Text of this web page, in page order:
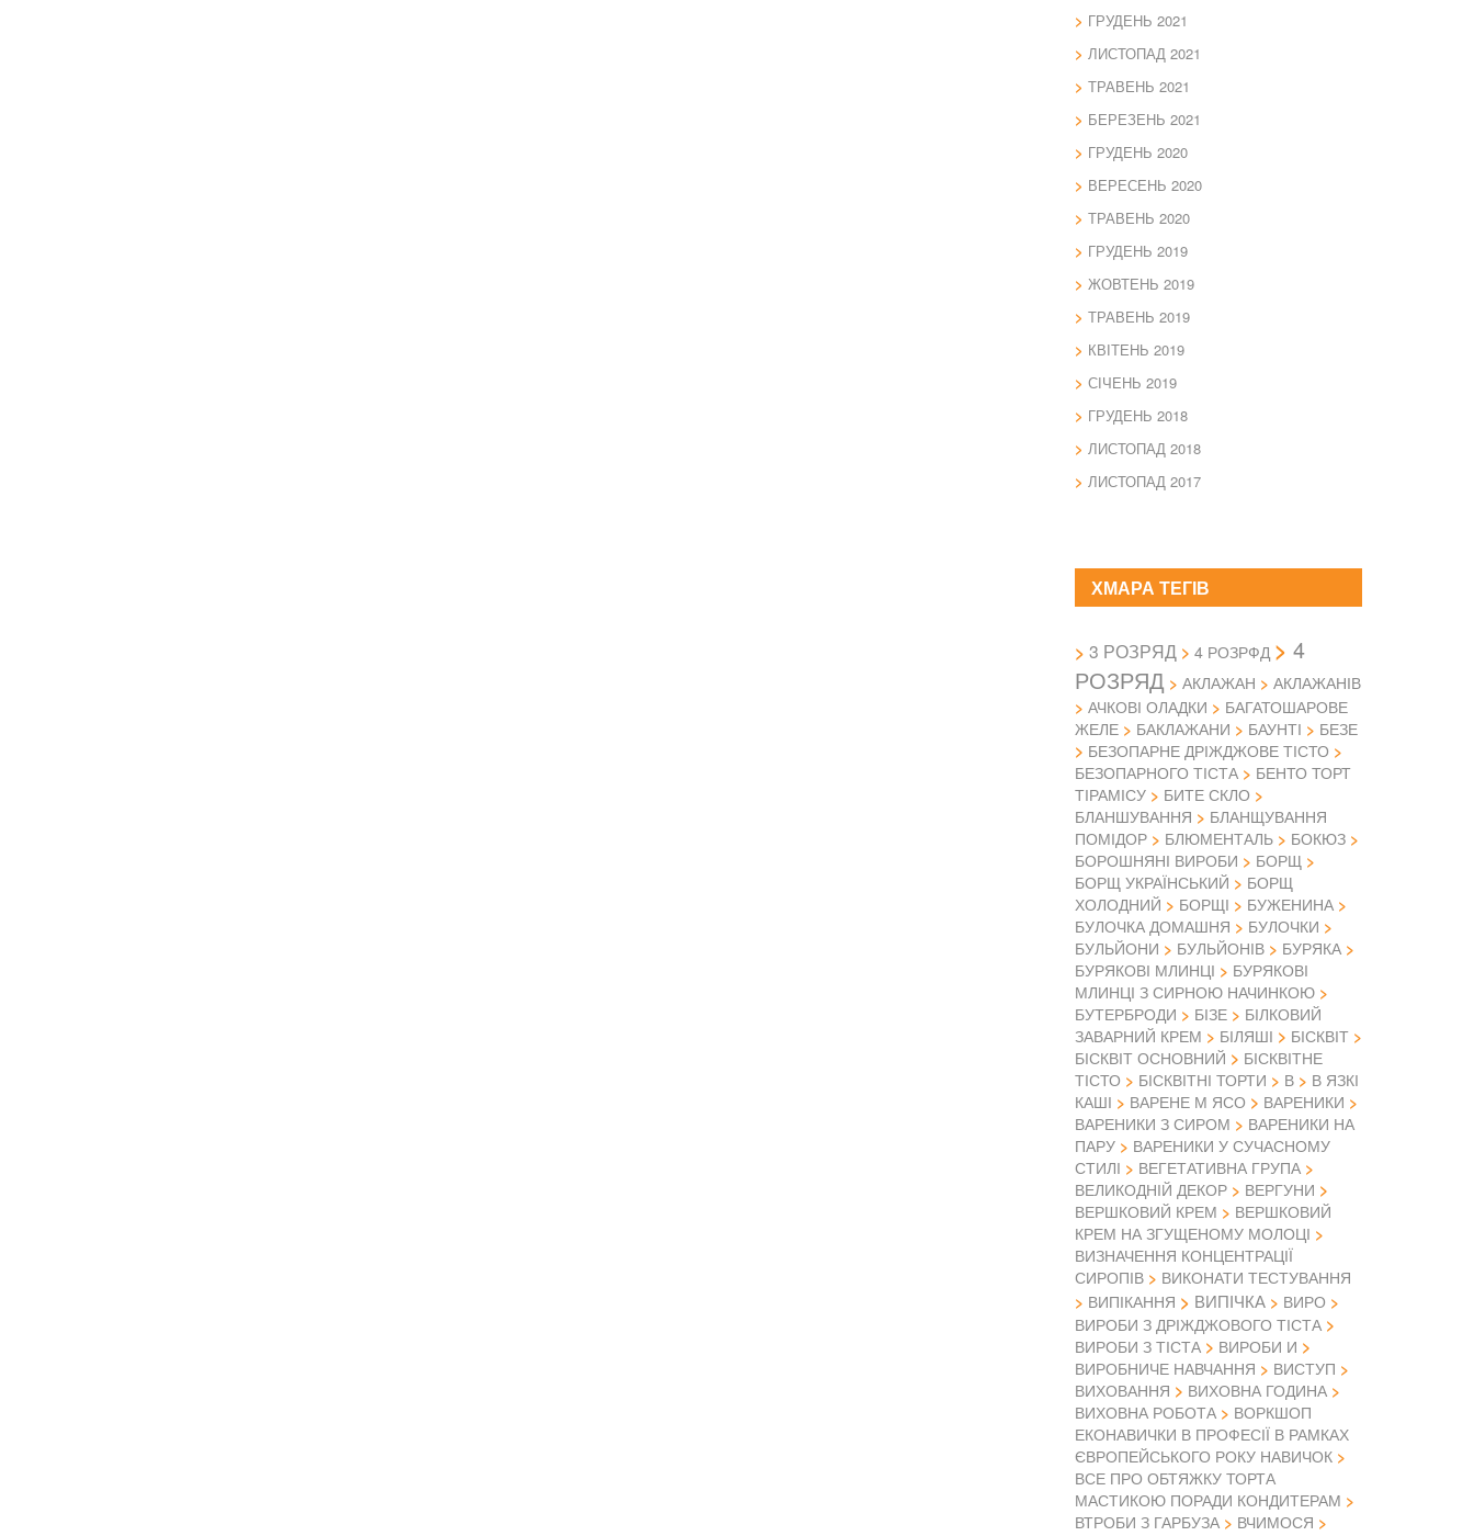
ГРУДЕНЬ 2021
ЛИСТОПАД 2021
ТРАВЕНЬ 2021
БЕРЕЗЕНЬ 2021
ГРУДЕНЬ 2020
ВЕРЕСЕНЬ 2020
ТРАВЕНЬ 2020
ГРУДЕНЬ 2019
ЖОВТЕНЬ 2019
ТРАВЕНЬ 2019
КВІТЕНЬ 2019
СІЧЕНЬ 2019
ГРУДЕНЬ 2018
ЛИСТОПАД 2018
ЛИСТОПАД 2017
ХМАРА ТЕГІВ
3 РОЗРЯД 4 РОЗРФД
4
РОЗРЯД
АКЛАЖАН
АКЛАЖАНІВ
АЧКОВІ ОЛАДКИ
БАГАТОШАРОВЕ
ЖЕЛЕ
БАКЛАЖАНИ БАУНТІ
БЕЗЕ
БЕЗОПАРНЕ ДРІЖДЖОВЕ ТІСТО
БЕЗОПАРНОГО ТІСТА
БЕНТО ТОРТ
ТІРАМІСУ
БИТЕ СКЛО
БЛАНШУВАННЯ
БЛАНЩУВАННЯ
ПОМІДОР
БЛЮМЕНТАЛЬ
БОКЮЗ
БОРОШНЯНІ ВИРОБИ
БОРЩ
БОРЩ УКРАЇНСЬКИЙ
БОРЩ
ХОЛОДНИЙ
БОРЩІ
БУЖЕНИНА
БУЛОЧКА ДОМАШНЯ
БУЛОЧКИ
БУЛЬЙОНИ
БУЛЬЙОНІВ
БУРЯКА
БУРЯКОВІ МЛИНЦІ
БУРЯКОВІ
МЛИНЦІ З СИРНОЮ НАЧИНКОЮ
БУТЕРБРОДИ
БІЗЕ
БІЛКОВИЙ
ЗАВАРНИЙ КРЕМ
БІЛЯШІ
БІСКВІТ
БІСКВІТ ОСНОВНИЙ
БІСКВІТНЕ
ТІСТО
БІСКВІТНІ ТОРТИ В
В ЯЗКІ
КАШІ
ВАРЕНЕ М ЯСО
ВАРЕНИКИ
ВАРЕНИКИ З СИРОМ
ВАРЕНИКИ НА
ПАРУ
ВАРЕНИКИ У СУЧАСНОМУ
СТИЛІ
ВЕГЕТАТИВНА ГРУПА
ВЕЛИКОДНІЙ ДЕКОР
ВЕРГУНИ
ВЕРШКОВИЙ КРЕМ
ВЕРШКОВИЙ
КРЕМ НА ЗГУЩЕНОМУ МОЛОЦІ
ВИЗНАЧЕННЯ КОНЦЕНТРАЦІЇ
СИРОПІВ
ВИКОНАТИ ТЕСТУВАННЯ
ВИПІКАННЯ
ВИПІЧКА
ВИРО
ВИРОБИ З ДРІЖДЖОВОГО ТІСТА
ВИРОБИ З ТІСТА
ВИРОБИ И
ВИРОБНИЧЕ НАВЧАННЯ
ВИСТУП
ВИХОВАННЯ
ВИХОВНА ГОДИНА
ВИХОВНА РОБОТА
ВОРКШОП
ЕКОНАВИЧКИ В ПРОФЕСІЇ В РАМКАХ
ЄВРОПЕЙСЬКОГО РОКУ НАВИЧОК
ВСЕ ПРО ОБТЯЖКУ ТОРТА
МАСТИКОЮ ПОРАДИ КОНДИТЕРАМ
ВТРОБИ З ГАРБУЗА
ВЧИМОСЯ